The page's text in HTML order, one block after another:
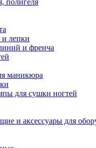
полигеля
и лепки
и френча
маникюра
для сушки ногтей
и аксессуары для